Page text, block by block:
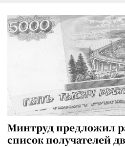
Минтруд предложил
список получателей